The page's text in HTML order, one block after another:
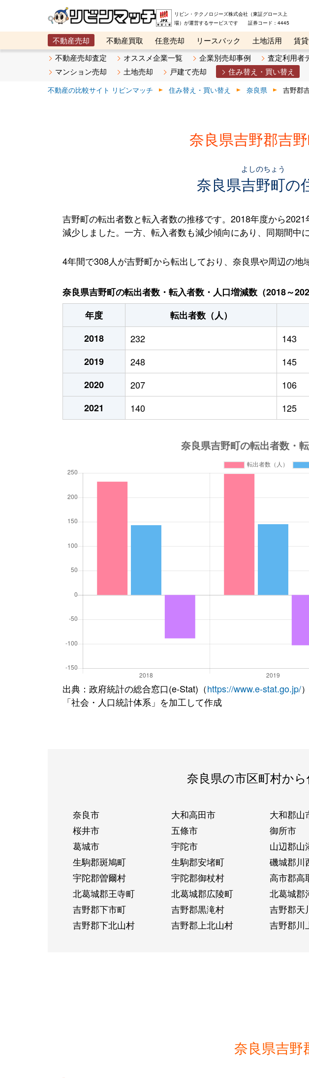
リビン・テクノロジーズ株式会社（東証グロース上
場）が運営するサービスです 証券コード：4445
不動産売却 不動産買取 任意売却 リースバック 土地活用 賃
メタ住宅展示場
ベスト不動産カンパニー オンライン講座 リビンマガ
不動産売却査定 オススメ企業一覧 企業別売却事例 査定利用者
マンション売却
土地売却 戸建て売却 住み替え・買い替え
不動産の比較サイト リビンマッチ 住み替え・買い替え 奈良県 吉野郡
奈良県吉野郡吉
奈良県吉野町
よしのちょう
の
吉野町の転出者数と転入者数の推移です。2018年度から
減少しました。一方、転入者数も減少傾向にあり、同期間中
4年間で308人が吉野町から転出しており、奈良県や周辺の地
奈良県吉野町の転出者数・転入者数・人口増減数（2018～
年度
転出者数（人）
2018
232 143
2019
248 145
2020
207 106
2021
140 125
出典：政府統計の総合窓口(e-Stat)（https://www.e-stat.go.jp/）
「社会・人口統計体系」を加工して作成
奈良県の市区町村か
奈良市 大和高田市 大和郡山
桜井市
五條市 御所市
葛城市
宇陀市 山辺郡山
生駒郡斑鳩町
生駒郡安堵町 磯城郡川
宇陀郡曽爾村
宇陀郡御杖村 高市郡高
北葛城郡王寺町
北葛城郡広陵町 北葛城郡
吉野郡下市町
吉野郡黒滝村 吉野郡天
吉野郡下北山村
吉野郡上北山村 吉野郡川
奈良県吉野